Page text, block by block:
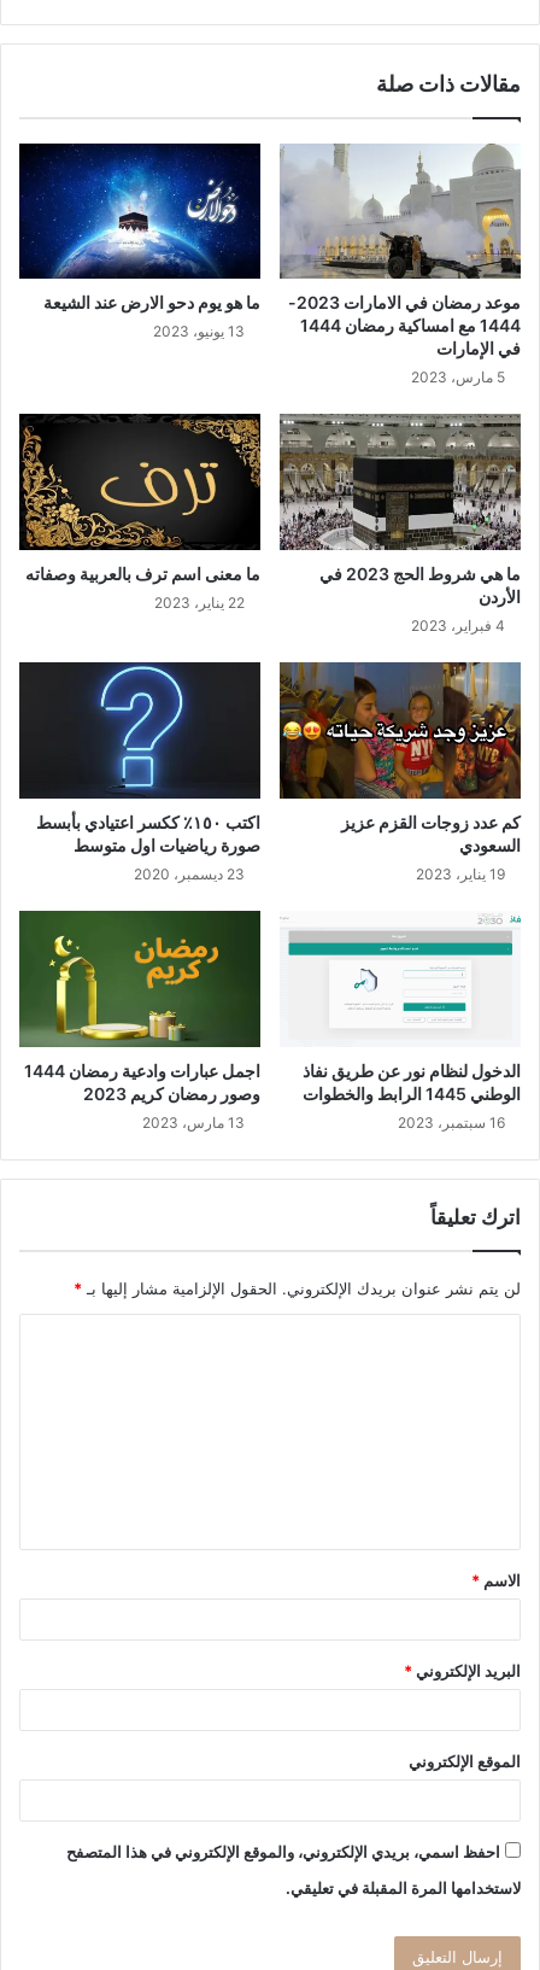
مقالات ذات صلة
موعد رمضان في الامارات 2023-
1444 مع امساكية رمضان 1444
في الإمارات
5 مارس، 2023
ما هو يوم دحو الارض عند الشيعة
13 يونيو، 2023
ما هي شروط الحج 2023 في
الأردن
4 فبراير، 2023
ما معنى اسم ترف بالعربية وصفاته
22 يناير، 2023
كم عدد زوجات القزم عزيز
السعودي
19 يناير، 2023
اكتب ١٥٠٪ ككسر اعتيادي بأبسط
صورة رياضيات اول متوسط
23 ديسمبر، 2020
الدخول لنظام نور عن طريق نفاذ
الوطني 1445 الرابط والخطوات
16 سبتمبر، 2023
اجمل عبارات وادعية رمضان 1444
وصور رمضان كريم 2023
13 مارس، 2023
اترك تعليقاً
لن يتم نشر عنوان بريدك الإلكتروني. الحقول الإلزامية مشار إليها بـ *
ق
*
الاسم *
البريد الإلكتروني*
الموقع الإلكتروني
احفظ اسمي، بريدي الإلكتروني، والموقع الإلكتروني في هذا المتصفح
لاستخدامها المرة المقبلة في تعليقي.